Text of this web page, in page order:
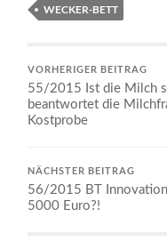
WECKER-BETT
VORHERIGER BEITRAG
55/2015 Ist die Milch
beantwortet die
Kostprobe
NÄCHSTER BEITRAG
56/2015 BT
5000 Euro?!